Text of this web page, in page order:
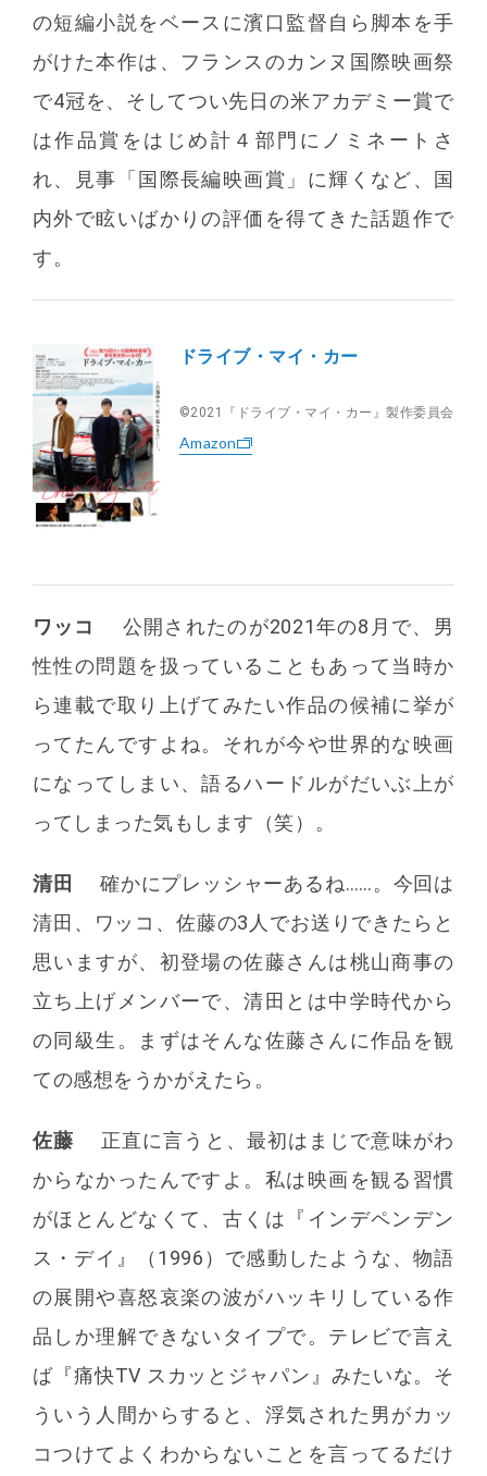
の短編小説をベースに濱口監督自ら脚本を手
がけた本作は、フランスのカンヌ国際映画祭
で4冠を、そしてつい先日の米アカデミー賞で
は作品賞をはじめ計４部門にノミネートさ
れ、見事「国際長編映画賞」に輝くなど、国
内外で眩いばかりの評価を得てきた話題作で
す。
ドライブ・マイ・カー
©️2021『ドライブ・マイ・カー』製作委員会
Amazon
ワッコ
公開されたのが2021年の8月で、男
性性の問題を扱っていることもあって当時か
ら連載で取り上げてみたい作品の候補に挙が
ってたんですよね。それが今や世界的な映画
になってしまい、語るハードルがだいぶ上が
ってしまった気もします（笑）。
清田
確かにプレッシャーあるね……。今回は
清田、ワッコ、佐藤の3人でお送りできたらと
思いますが、初登場の佐藤さんは桃山商事の
立ち上げメンバーで、清田とは中学時代から
の同級生。まずはそんな佐藤さんに作品を観
ての感想をうかがえたら。
佐藤
正直に言うと、最初はまじで意味がわ
からなかったんですよ。私は映画を観る習慣
がほとんどなくて、古くは『インデペンデン
ス・デイ』（1996）で感動したような、物語
の展開や喜怒哀楽の波がハッキリしている作
品しか理解できないタイプで。テレビで言え
ば『痛快TV スカッとジャパン』みたいな。そ
ういう人間からすると、浮気された男がカッ
コつけてよくわからないことを言ってるだけ